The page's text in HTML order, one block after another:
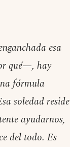
esa
qué—, hay
fórmula
soledad reside
ayudarnos,
del todo. Es